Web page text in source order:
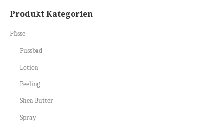
Produkt Kategorien
Füsse
Fussbad
Lotion
Peeling
Shea Butter
Spray